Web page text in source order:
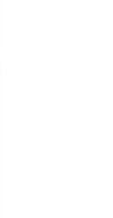
aos favoritos